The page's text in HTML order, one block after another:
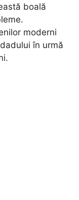
boală
moderni
în urmă